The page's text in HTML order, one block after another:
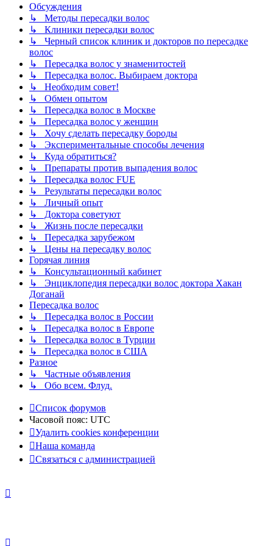
Обсуждения
↳ Методы пересадки волос
↳ Клиники пересадки волос
↳ Черный список клиник и докторов по пересадке
волос
↳ Пересадка волос у знаменитостей
↳ Пересадка волос. Выбираем доктора
↳ Необходим совет!
↳ Обмен опытом
↳ Пересадка волос в Москве
↳ Пересадка волос у женщин
↳ Хочу сделать пересадку бороды
↳ Экспериментальные способы лечения
↳ Куда обратиться?
↳ Препараты против выпадения волос
↳ Пересадка волос FUE
↳ Результаты пересадки волос
↳ Личный опыт
↳ Доктора советуют
↳ Жизнь после пересадки
↳ Пересадка зарубежом
↳ Цены на пересадку волос
Горячая линия
↳ Консультационный кабинет
↳ Энциклопедия пересадки волос доктора Хакан
Доганай
Пересадка волос
↳ Пересадка волос в России
↳ Пересадка волос в Европе
↳ Пересадка волос в Турции
↳ Пересадка волос в США
Разное
↳ Частные объявления
↳ Обо всем. Флуд.
Список форумов
Часовой пояс: UTC
Удалить cookies конференции
Наша команда
Связаться с администрацией